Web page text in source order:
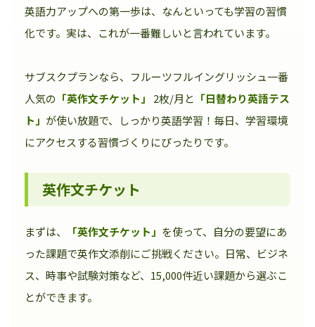
英語力アップへの第一歩は、なんといっても学習の習慣
化です。実は、これが一番難しいと言われています。
サブスクプランなら、フルーツフルイングリッシュ一番
人気の 「英作文チケット」 2枚/月と 「日替わり英語テス
ト」 が使い放題で、しっかり英語学習！毎日、学習環境
にアクセスする習慣づくりにぴったりです。
英作文チケット
まずは、 「英作文チケット」 を使って、自分の要望にあ
った課題で英作文添削にご挑戦ください。日常、ビジネ
ス、時事や試験対策など、15,000件近い課題から選ぶこ
とができます。